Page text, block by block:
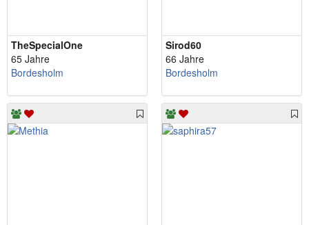
TheSpecialOne
65 Jahre
Bordesholm
Sirod60
66 Jahre
Bordesholm